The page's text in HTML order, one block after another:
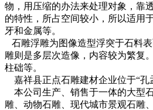
物，用压缩的办法来处理对象，靠
的特性，所占空间较小，所以适用
牙和金属等。
石雕浮雕为图像造型浮突于石料
雕则是多层次造像，内容较为繁复
柱础等。
嘉祥县正点石雕建材企业位于“孔
本公司生产、销售于一体的大型
雕、动物石雕、现代城市景观石雕